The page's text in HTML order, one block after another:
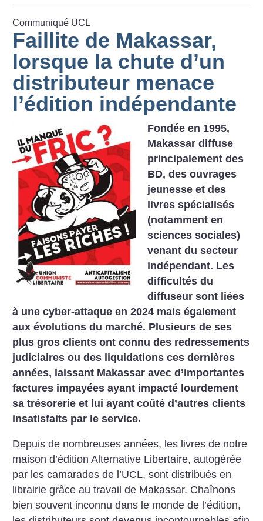
Communiqué UCL
Faillite de Makassar,
lorsque la chute d’un
distributeur menace
l’édition indépendante
Fondée en 1995,
Makassar diffuse
principalement des
BD, des ouvrages
jeunesse et des
livres spécialisés
(notamment en
sciences sociales)
venant du secteur
indépendant. Les
difficultés du
diffuseur sont liées
à une cyber-attaque en 2024 mais également
aux évolutions du marché. Plusieurs de ses
plus gros clients ont connu des redressements
judiciaires ou des liquidations ces dernières
années, laissant Makassar avec d’importantes
factures impayées ayant impacté lourdement
sa trésorerie et lui ayant coûté d’autres clients
insatisfaits par le service.
Depuis de nombreuses années, les livres de notre
maison d’édition Alternative Libertaire, autogérée
par les camarades de l’UCL, sont distribués en
librairie grâce au travail de Makassar. Chaînons
bien souvent inconnu dans le monde de l’édition,